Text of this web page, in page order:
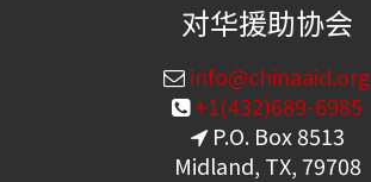
对华援助协会
info@chinaaid.org
+1(432)689-6985
P.O. Box 8513
Midland, TX, 79708